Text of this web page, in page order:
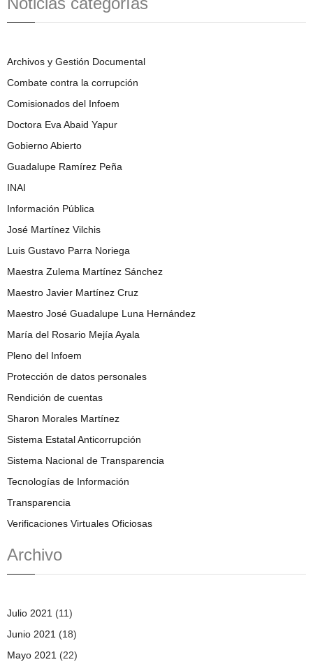
Archivos y Gestión Documental
Combate contra la corrupción
Comisionados del Infoem
Doctora Eva Abaid Yapur
Gobierno Abierto
Guadalupe Ramírez Peña
INAI
Información Pública
José Martínez Vilchis
Luis Gustavo Parra Noriega
Maestra Zulema Martínez Sánchez
Maestro Javier Martínez Cruz
Maestro José Guadalupe Luna Hernández
María del Rosario Mejía Ayala
Pleno del Infoem
Protección de datos personales
Rendición de cuentas
Sharon Morales Martínez
Sistema Estatal Anticorrupción
Sistema Nacional de Transparencia
Tecnologías de Información
Transparencia
Verificaciones Virtuales Oficiosas
Archivo
Julio 2021 (11)
Junio 2021 (18)
Mayo 2021 (22)